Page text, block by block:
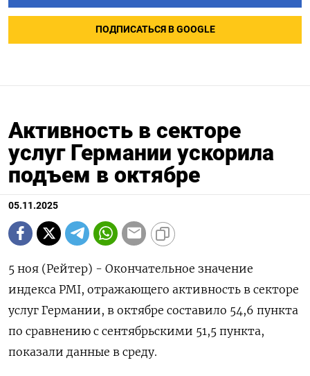
ПОДПИСАТЬСЯ В GOOGLE
Активность в секторе
услуг Германии ускорила
подъем в октябре
05.11.2025
5 ноя (Рейтер) - Окончательное значение
индекса PMI, отражающего активность в секторе
услуг Германии, в октябре составило 54,6 пункта
по сравнению с сентябрьскими 51,5 пункта,
показали данные в среду.